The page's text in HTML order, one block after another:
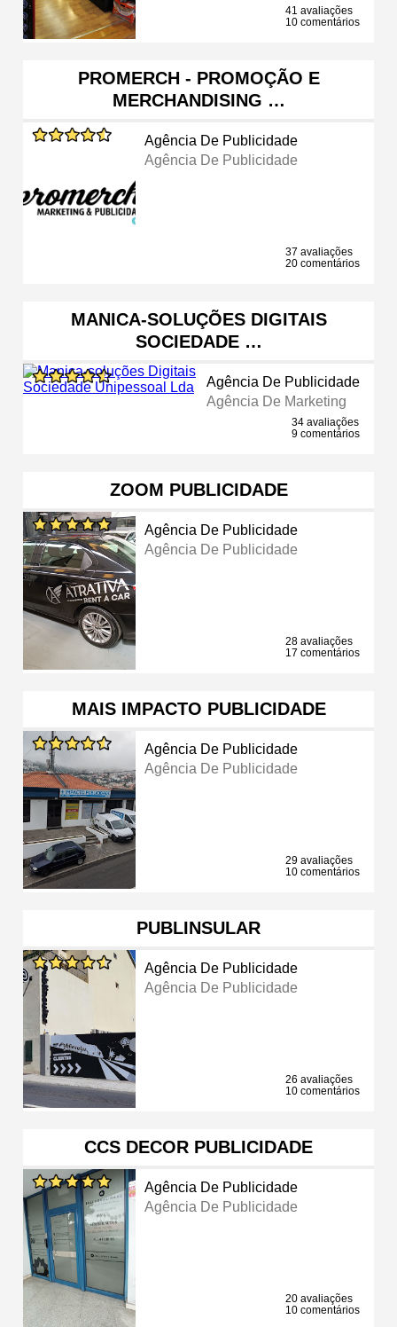
41 avaliações
10 comentários
PROMERCH - PROMOÇÃO E
MERCHANDISING …
Agência De Publicidade
Agência De Publicidade
37 avaliações
20 comentários
MANICA-SOLUÇÕES DIGITAIS
SOCIEDADE …
Agência De Publicidade
Agência De Marketing
34 avaliações
9 comentários
ZOOM PUBLICIDADE
Agência De Publicidade
Agência De Publicidade
28 avaliações
17 comentários
MAIS IMPACTO PUBLICIDADE
Agência De Publicidade
Agência De Publicidade
29 avaliações
10 comentários
PUBLINSULAR
Agência De Publicidade
Agência De Publicidade
26 avaliações
10 comentários
CCS DECOR PUBLICIDADE
Agência De Publicidade
Agência De Publicidade
20 avaliações
10 comentários